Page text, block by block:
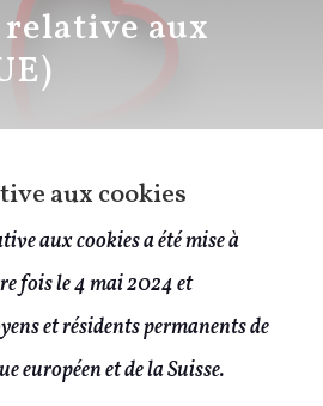
aux
aux cookies
aux cookies a été mise à
fois le 4 mai 2024 et
et résidents permanents de
européen et de la Suisse.